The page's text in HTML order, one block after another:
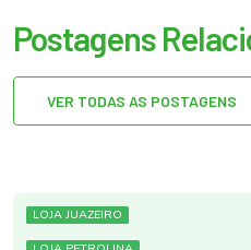
Postagens
VER TODAS AS POSTAGENS
LOJA JUAZEIRO